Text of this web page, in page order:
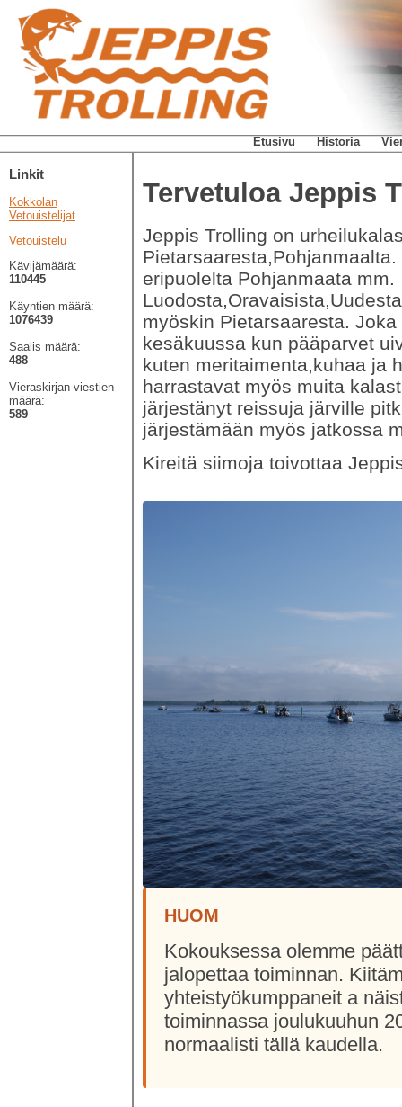
Etusivu Historia
Linkit
Kokkolan
Vetouistelijat
Vetouistelu
Kävijämäärä:
110445
Käyntien määrä:
1076439
Saalis määrä:
488
Vieraskirjan viestien
määrä:
589
Tervetuloa Jeppis
Jeppis Trolling on
eripuolelta Pohjanmaata mm.
myöskin Pietarsaaresta.
kesäkuussa kun pääparvet
kuten meritaimenta,kuhaa ja
harrastavat myös muita
järjestänyt reissuja järville
järjestämään myös jatkossa
Kireitä siimoja toivottaa
HUOM
Kokouksessa olemme
jalopettaa toiminnan.
yhteistyökumppaneit a
toiminnassa joulukuuhun
normaalisti tällä kaudella.